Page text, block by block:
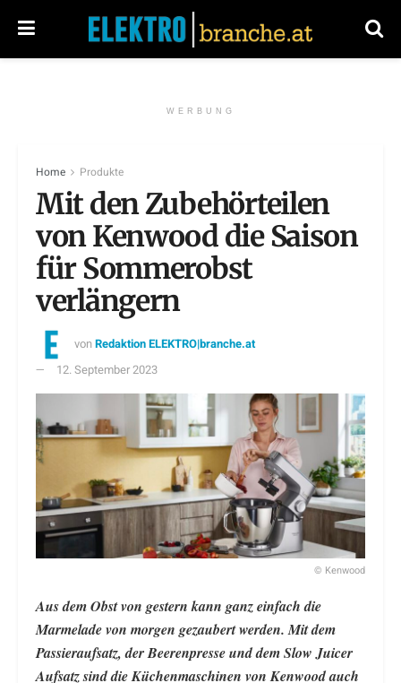
WERBUNG
Home Produkte
Mit den Zubehörteilen
von Kenwood die Saison
für Sommerobst
verlängern
vonRedaktion ELEKTRO|branche.at
12. September 2023
© Kenwood
Aus dem Obst von gestern kann ganz einfach die
Marmelade von morgen gezaubert werden. Mit dem
Passieraufsatz, der Beerenpresse und dem Slow Juicer
Aufsatz sind die Küchenmaschinen von Kenwood auch